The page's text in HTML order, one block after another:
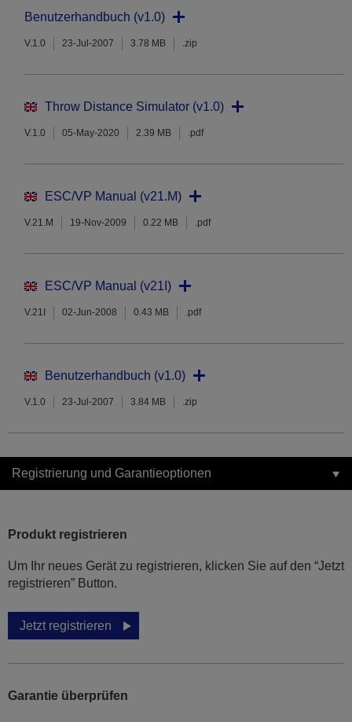
Benutzerhandbuch (v1.0)
V.1.0 23-Jul-2007 3.78 MB .zip
Throw Distance Simulator (v1.0)
V.1.0 05-May-2020 2.39 MB .pdf
ESC/VP Manual (v21.M)
V.21.M 19-Nov-2009 0.22 MB .pdf
ESC/VP Manual (v21I)
V.21I 02-Jun-2008 0.43 MB .pdf
Benutzerhandbuch (v1.0)
V.1.0 23-Jul-2007 3.84 MB .zip
Registrierung und Garantieoptionen
Produkt registrieren
Um Ihr neues Gerät zu registrieren, klicken Sie auf den “Jetzt
registrieren” Button.
Jetzt registrieren
Garantie überprüfen